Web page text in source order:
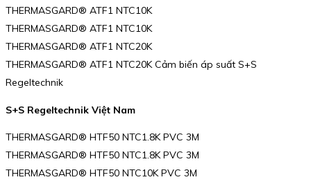
THERMASGARD® ATF1 NTC10K
THERMASGARD® ATF1 NTC10K
THERMASGARD® ATF1 NTC20K
THERMASGARD® ATF1 NTC20K Cảm biến áp suất S+S
Regeltechnik
S+S Regeltechnik Việt Nam
THERMASGARD® HTF50 NTC1.8K PVC 3M
THERMASGARD® HTF50 NTC1.8K PVC 3M
THERMASGARD® HTF50 NTC10K PVC 3M